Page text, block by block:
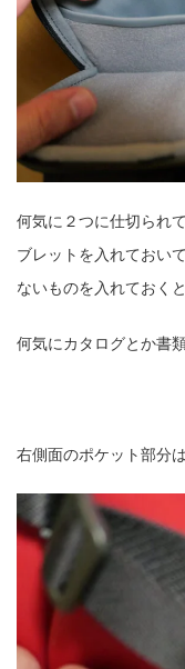
何気に２つに仕切られ
ブレットを入れておい
ないものを入れておく
何気にカタログとか書
右側面のポケット部分